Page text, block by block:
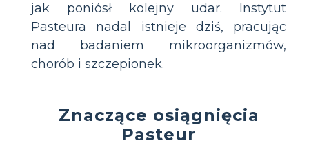
jak poniósł kolejny udar. Instytut
Pasteura nadal istnieje dziś, pracując
nad badaniem mikroorganizmów,
chorób i szczepionek.
Znaczące osiągnięcia
Pasteur